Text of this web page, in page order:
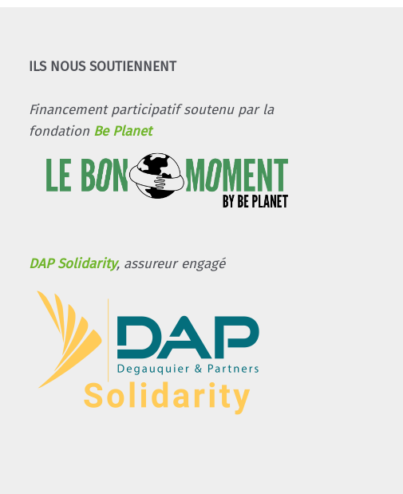
ILS NOUS SOUTIENNENT
Financement participatif soutenu par la
fondation Be Planet
DAP Solidarity, assureur engagé